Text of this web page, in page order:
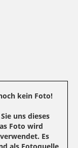
kein Foto!
uns dieses
Foto wird
Es